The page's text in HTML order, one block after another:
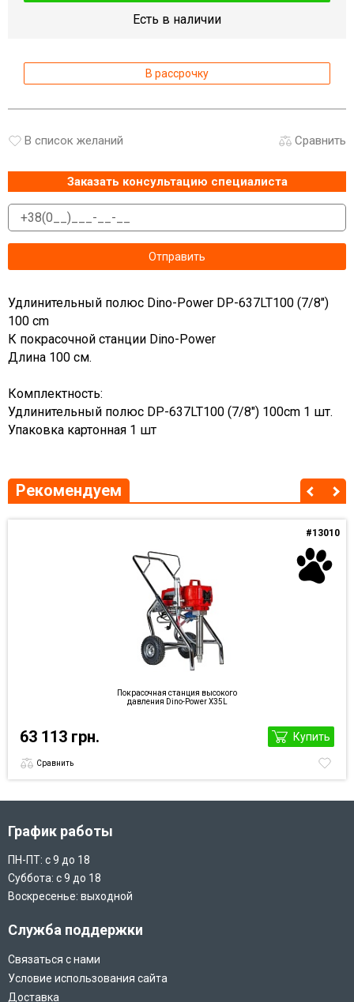
Есть в наличии
В рассрочку
В список желаний Сравнить
Заказать консультацию специалиста
Удлинительный полюс Dino-Power DP-637LT100 (7/8")
100 cm
К покрасочной станции Dino-Power
Длина 100 см.
Комплектность:
Удлинительный полюс DP-637LT100 (7/8") 100cm 1 шт.
Упаковка картонная 1 шт
Рекомендуем
#13010
Покрасочная станция высокого
давления Dino-Power X35L
63 113 грн. Купить
Сравнить
График работы
ПН-ПТ: с 9 до 18
Суббота: с 9 до 18
Воскресенье: выходной
Служба поддержки
Связаться с нами
Условие использования сайта
Доставка